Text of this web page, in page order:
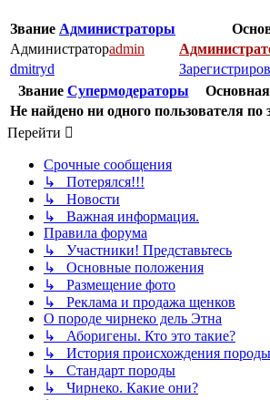
Звание Администраторы
Администраторadmin
dmitryd
Звание Супермодераторы
Не найдено ни одного пользователя
Перейти
Срочные сообщения
↳ Потерялся!!!
↳ Новости
↳ Важная информация.
Правила форума
↳ Участники! Представьтесь
↳ Основные положения
↳ Размещение фото
↳ Реклама и продажа щенков
О породе чирнеко дель Этна
↳ Аборигены. Кто это такие?
↳ История происхождения породы
↳ Стандарт породы
↳ Чирнеко. Какие они?